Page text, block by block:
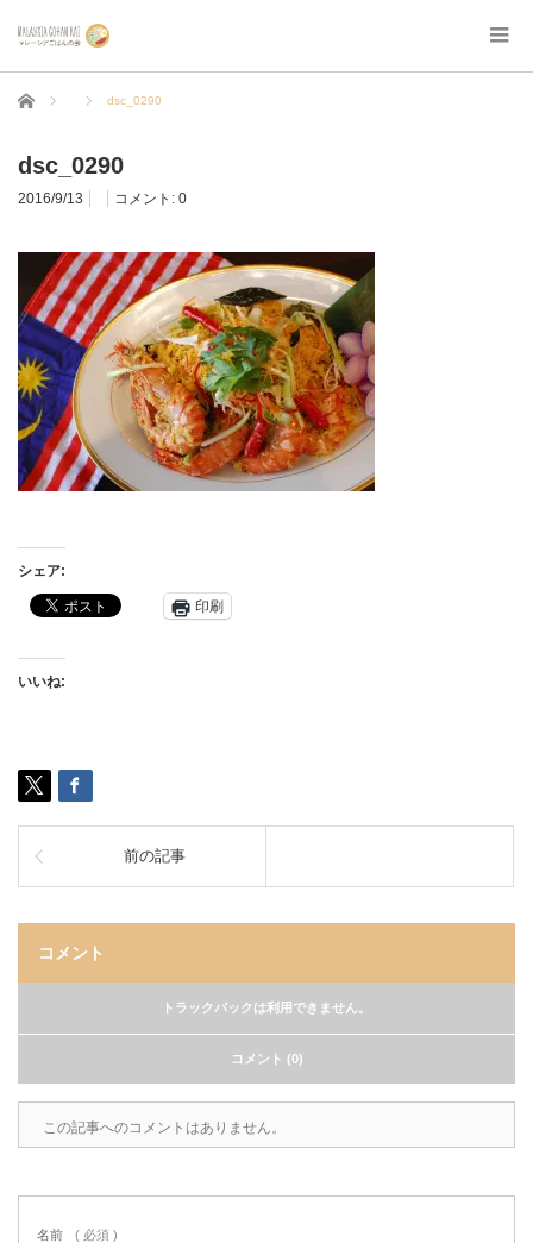
ホーム dsc_0290
dsc_0290
2016/9/13 コメント: 0
シェア:
印刷
いいね:
前の記事
コメント
トラックバックは利用できません。
コメント (0)
この記事へのコメントはありません。
名前 ( 必須 )